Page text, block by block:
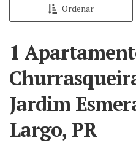
Ordenar
1
Jardim
Largo, PR